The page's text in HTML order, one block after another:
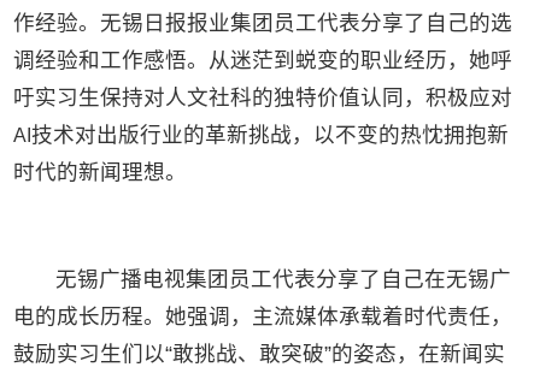
作经验。无锡日报报业集团员工代表分享了自己的选
调经验和工作感悟。从迷茫到蜕变的职业经历，她呼
吁实习生保持对人文社科的独特价值认同，积极应对
AI技术对出版行业的革新挑战，以不变的热忱拥抱新
时代的新闻理想。
无锡广播电视集团员工代表分享了自己在无锡广
电的成长历程。她强调，主流媒体承载着时代责任，
鼓励实习生们以“敢挑战、敢突破”的姿态，在新闻实